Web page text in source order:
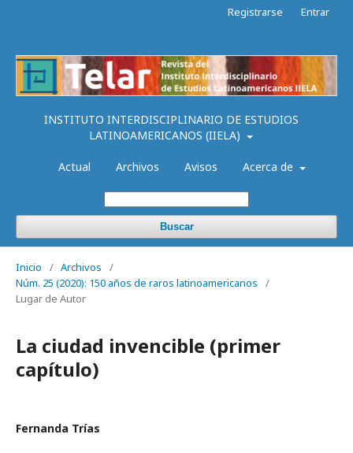
INSTITUTO INTERDISCIPLINARIO DE ESTUDIOS
LATINOAMERICANOS (IIELA)
Actual Archivos Avisos Acerca de
Buscar
Registrarse Entrar
Inicio / Archivos
/
Núm. 25 (2020): 150 años de raros latinoamericanos
/
Lugar de Autor
La ciudad invencible (primer
capítulo)
Fernanda Trías